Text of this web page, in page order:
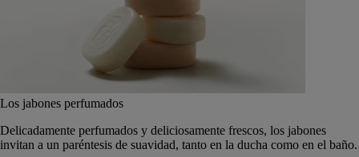
Los jabones perfumados
Delicadamente perfumados y deliciosamente frescos, los jabones
invitan a un paréntesis de suavidad, tanto en la ducha como en el baño.